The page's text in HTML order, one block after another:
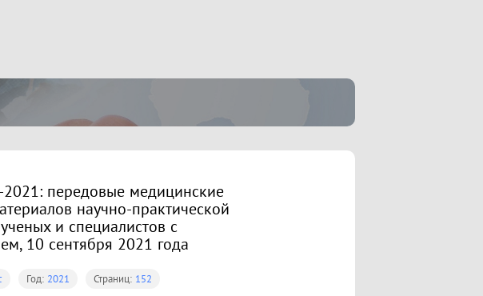
передовые медицинские
научно-практической
и специалистов с
10 сентября 2021 года
Год: 2021 Страниц: 152